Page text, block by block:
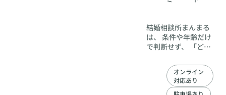
結婚相談所まんまる
は、 条件や年齢だけ
で判断せず、 「どこ
か」を一緒に整理す
る相談所です。 無理
に入会を勧めること
オンライン
対応あり